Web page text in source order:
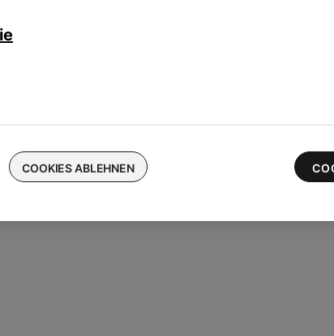
QuietComfort Ultra-Ohrhörer
COOKIES ABLEHNEN